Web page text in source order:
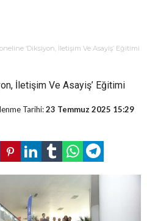
‘Diksiyon, İletişim Ve Asayiş’ Eğitimi
İletişim Ve Asayiş’ Eğitimi
Tarihi:23 Temmuz 2025 15:29